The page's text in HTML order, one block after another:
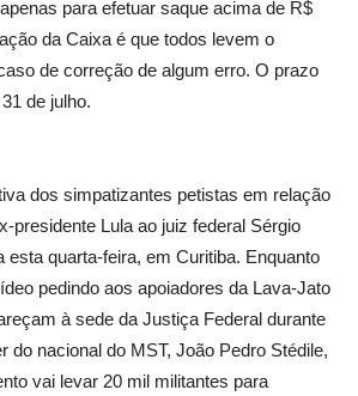
para efetuar saque acima de R$
da Caixa é que todos levem o
de correção de algum erro. O prazo
de julho.
dos simpatizantes petistas em relação
presidente Lula ao juiz federal Sérgio
esta quarta-feira, em Curitiba. Enquanto
pedindo aos apoiadores da Lava-Jato
à sede da Justiça Federal durante
do nacional do MST, João Pedro Stédile,
vai levar 20 mil militantes para